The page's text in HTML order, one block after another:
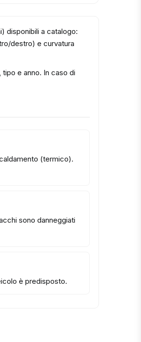
disponibili a catalogo:
destro) e curvatura
e anno. In caso di
(termico).
sono danneggiati
è predisposto.